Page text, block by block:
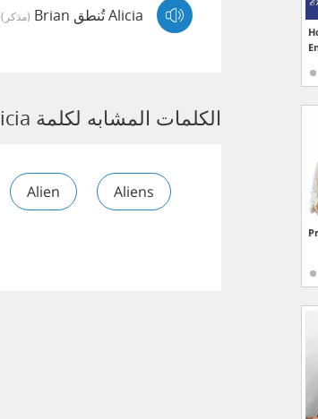
Alicia تُنطق Brian (مذكر)
الكلمات المشابه لكلمة Alicia
Alien Aliens